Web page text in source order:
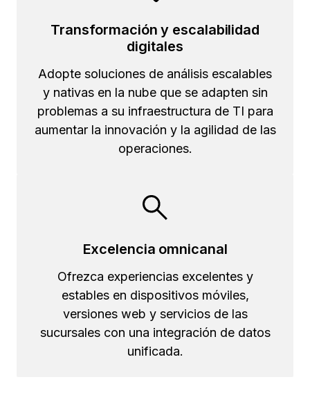
Transformación y escalabilidad
digitales
Adopte soluciones de análisis escalables
y nativas en la nube que se adapten sin
problemas a su infraestructura de TI para
aumentar la innovación y la agilidad de las
operaciones.
Excelencia omnicanal
Ofrezca experiencias excelentes y
estables en dispositivos móviles,
versiones web y servicios de las
sucursales con una integración de datos
unificada.